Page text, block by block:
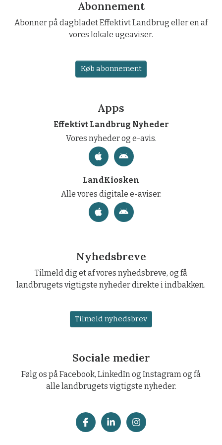
Abonnement
Abonner på dagbladet Effektivt Landbrug eller en af
vores lokale ugeaviser.
Køb abonnement
Apps
Effektivt Landbrug Nyheder
Vores nyheder og e-avis.
LandKiosken
Alle vores digitale e-aviser.
Nyhedsbreve
Tilmeld dig et af vores nyhedsbreve, og få
landbrugets vigtigste nyheder direkte i indbakken.
Tilmeld nyhedsbrev
Sociale medier
Følg os på Facebook, LinkedIn og Instagram og få
alle landbrugets vigtigste nyheder.